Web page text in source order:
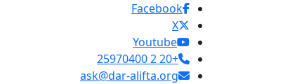
Facebook
X
Youtube
+20 2 25970400
ask@dar-alifta.org